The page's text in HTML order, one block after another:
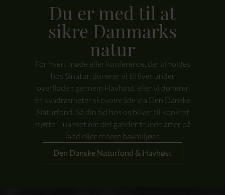
Du er med til at
sikre Danmarks
natur
For hvert møde eller konference, der afholdes
hos Sinatur, donerer vi til livet under
overfladen gennem Havhøst , eller vi donerer
én kvadratmeter skovområde via Den Danske
Naturfond. Så din tid hos os bliver til konkret
støtte – uanset om det gælder truede arter på
land eller renere havmiljøer.
Den Danske Naturfond & Havhøst